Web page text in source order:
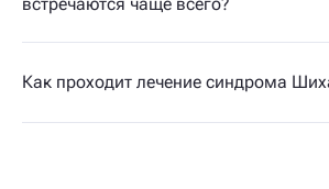
Как проходит лечение синдрома